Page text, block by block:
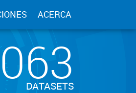
ACERCA
DATASETS